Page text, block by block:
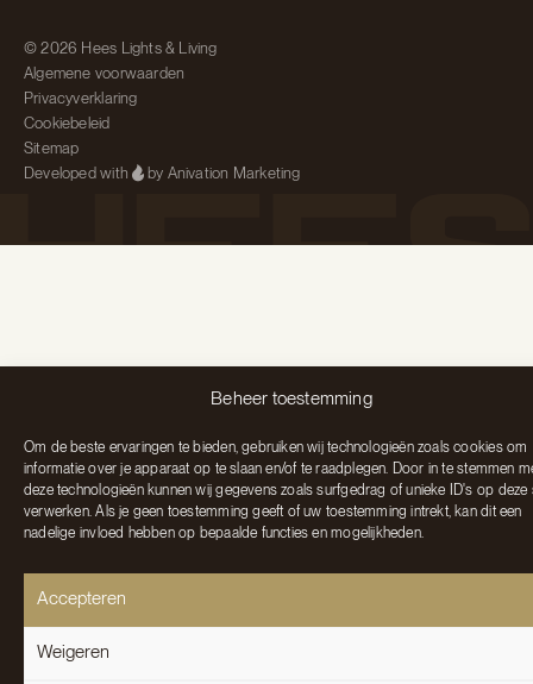
Beheer toestemming
Om de beste ervaringen te bieden, gebruiken wij technologieën zoals cookies om
informatie over je apparaat op te slaan en/of te raadplegen. Door in te stemmen
deze technologieën kunnen wij gegevens zoals surfgedrag of unieke ID's op deze
verwerken. Als je geen toestemming geeft of uw toestemming intrekt, kan dit een
nadelige invloed hebben op bepaalde functies en mogelijkheden.
Accepteren
Weigeren
© 2026 Hees Lights & Living
Algemene voorwaarden
Privacyverklaring
Cookiebeleid
Sitemap
Developed with
by Anivation Marketing